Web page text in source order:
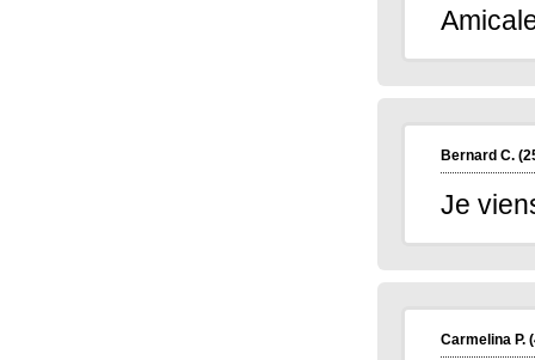
Bernard C.
Je
Carmelina P.